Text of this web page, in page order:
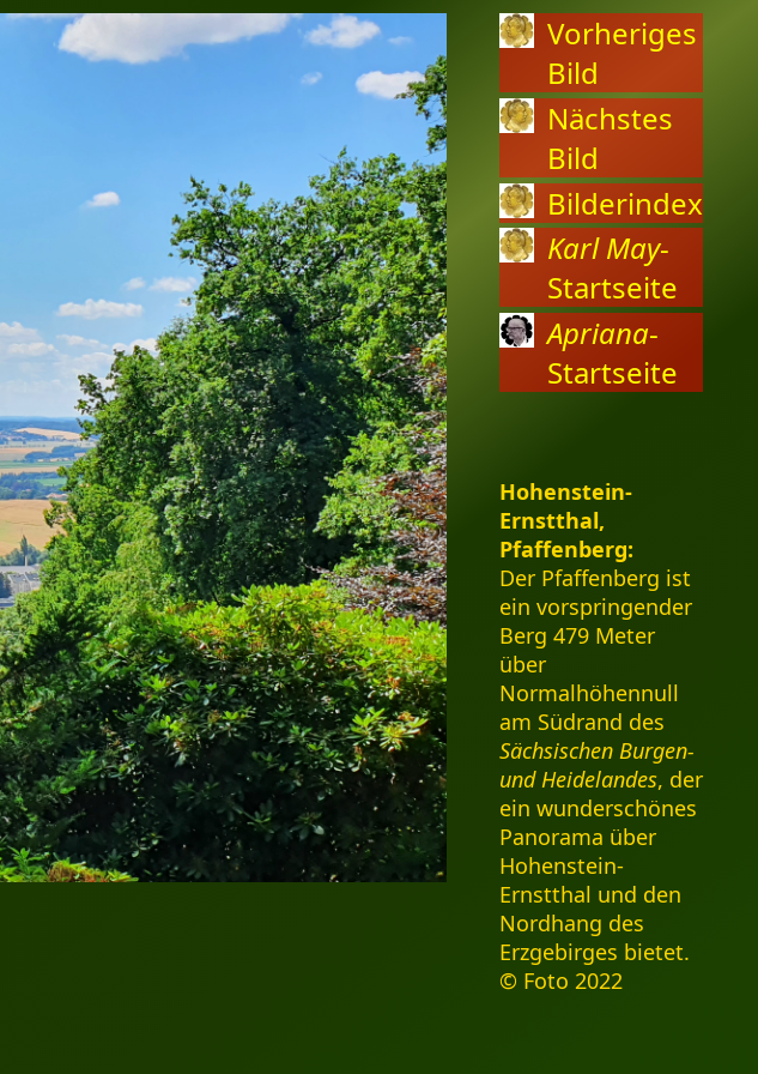
Vorheriges
Bild
Nächstes
Bild
Bilderindex
Karl May-
Startseite
Apriana-
Startseite
Hohenstein-
Ernstthal,
Pfaffenberg:
Der Pfaffenberg ist
ein vorspringender
Berg 479 Meter
über
Normalhöhennull
am Südrand des
Sächsischen Burgen-
und Heidelandes, der
ein wunderschönes
Panorama über
Hohenstein-
Ernstthal und den
Nordhang des
Erzgebirges bietet.
© Foto 2022